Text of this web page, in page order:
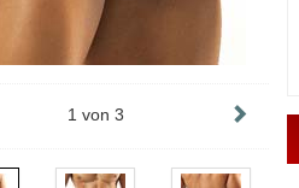
1 von 3